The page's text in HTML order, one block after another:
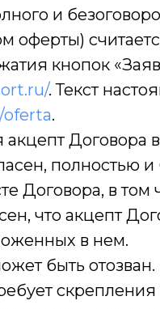
и
оферты)
кнопок
. Текст
.
акцепт Договора
полностью
Договора, в
что акцепт
в нем.
быть отозван.